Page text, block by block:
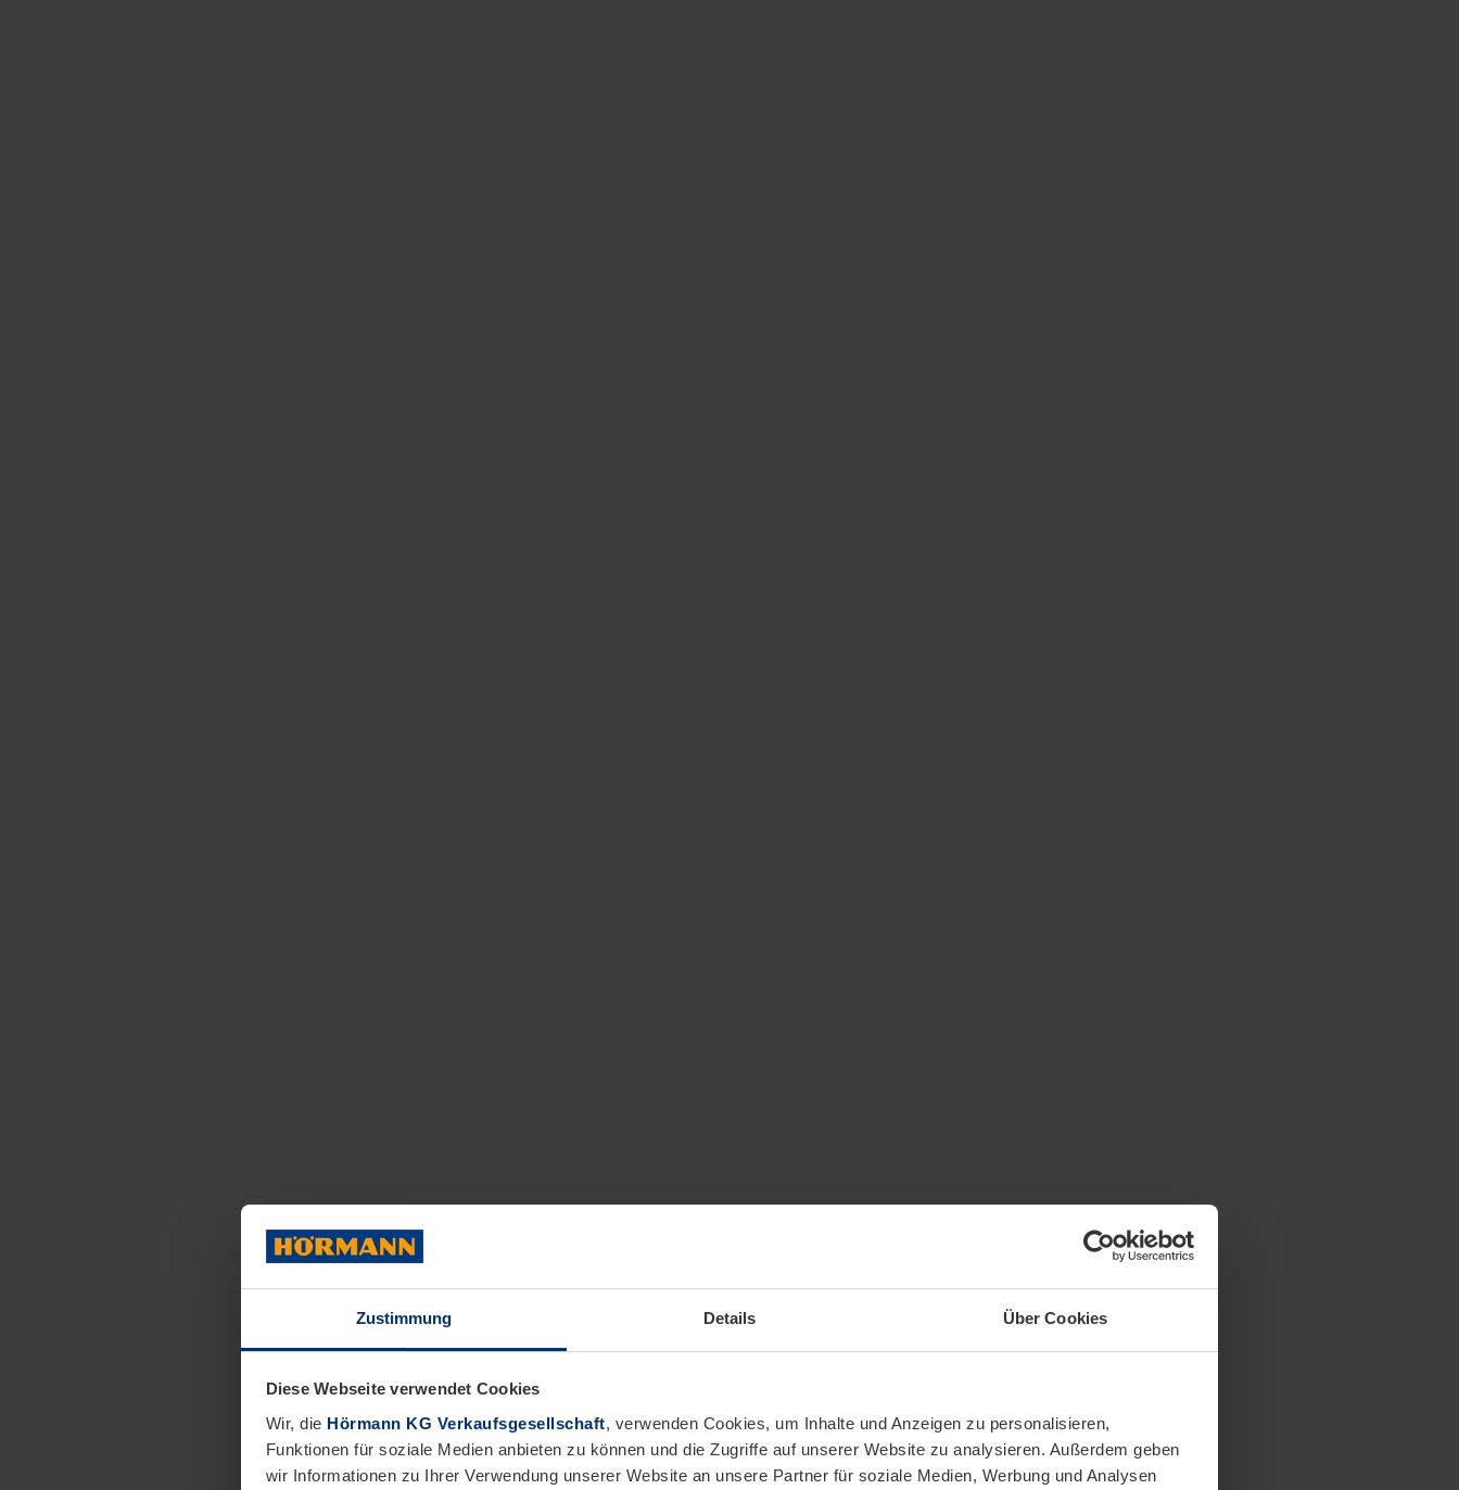
Zustimmung Details Über Cookies
Diese Webseite verwendet Cookies
Wir, die Hörmann KG Verkaufsgesellschaft, verwenden Cookies, um Inhalte und Anzeigen zu personalisieren,
Funktionen für soziale Medien anbieten zu können und die Zugriffe auf unserer Website zu analysieren. Außerdem geben
wir Informationen zu Ihrer Verwendung unserer Website an unsere Partner für soziale Medien, Werbung und Analysen